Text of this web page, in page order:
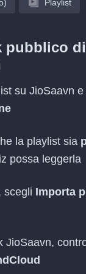
Playlist
pubblico
su JioSaavn
la playlist sia
possa leggerla
scegli Importa
JioSaavn,